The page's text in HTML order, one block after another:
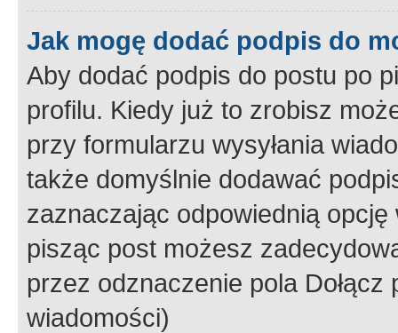
Jak mogę dodać podpis do
Aby dodać podpis do postu po
profilu. Kiedy już to zrobisz
przy formularzu wysyłania
także domyślnie dodawać
zaznaczając odpowiednią
pisząc post możesz
przez odznaczenie pola
wiadomości)